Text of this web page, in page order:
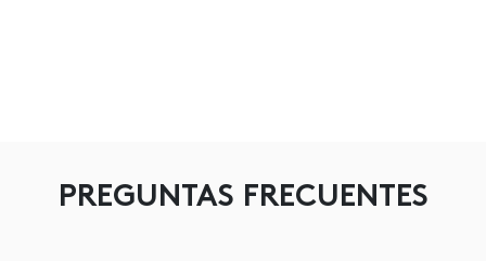
PREGUNTAS FRECUENTES